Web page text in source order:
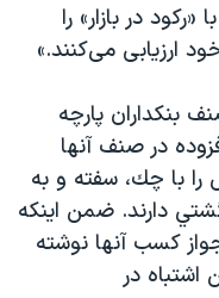
در بازار» را
ارزیابی می‌کنند.»
بنكداران پارچه
در صنف آنها
با چك، سفته و به
دارند. ضمن اینکه
كسب آنها نوشته
در